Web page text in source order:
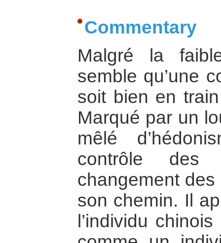
Commentary
Malgré la
semble qu’une
soit bien en
Marqué par un
mêlé
contrôle des
changement
son chemin. Il
l’individu